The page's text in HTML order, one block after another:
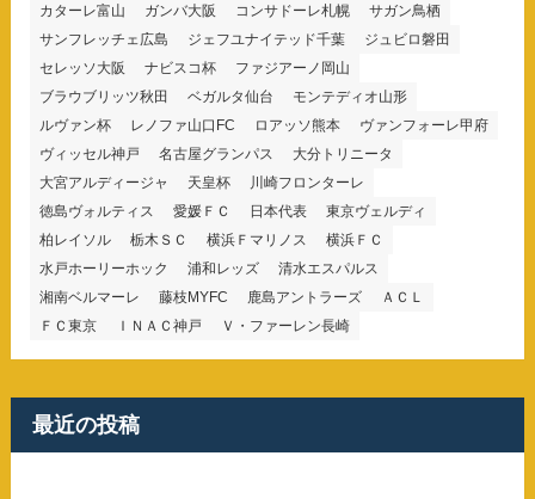
カターレ富山
ガンバ大阪 コンサドーレ札幌
サガン鳥栖
サンフレッチェ広島
ジェフユナイテッド千葉
ジュビロ磐田
セレッソ大阪
ナビスコ杯
ファジアーノ岡山
ブラウブリッツ秋田
ベガルタ仙台
モンテディオ山形
ルヴァン杯
レノファ山口FC ロアッソ熊本
ヴァンフォーレ甲府
ヴィッセル神戸
名古屋グランパス
大分トリニータ
大宮アルディージャ
天皇杯
川崎フロンターレ
徳島ヴォルティス
愛媛ＦＣ 日本代表
東京ヴェルディ
柏レイソル
栃木ＳＣ 横浜Ｆマリノス
横浜ＦＣ
水戸ホーリーホック
浦和レッズ
清水エスパルス
湘南ベルマーレ
藤枝MYFC 鹿島アントラーズ
ＡＣＬ
ＦＣ東京
ＩＮＡＣ神戸 Ｖ・ファーレン長崎
最近の投稿